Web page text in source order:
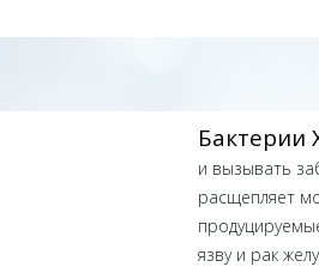
Бактерии
и вызывать
расщепляет
язву и рак